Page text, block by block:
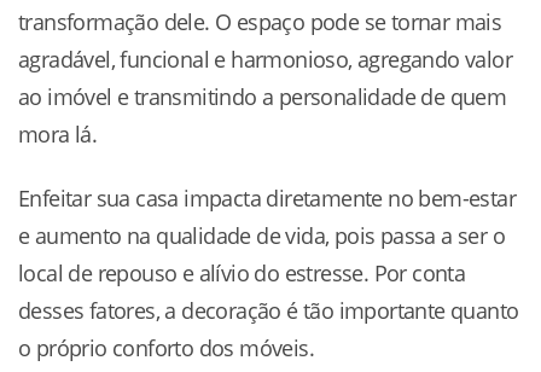
transformação dele. O espaço pode se tornar mais
agradável, funcional e harmonioso, agregando valor
ao imóvel e transmitindo a personalidade de quem
mora lá.
Enfeitar sua casa impacta diretamente no bem-estar
e aumento na qualidade de vida, pois passa a ser o
local de repouso e alívio do estresse. Por conta
desses fatores, a decoração é tão importante quanto
o próprio conforto dos móveis.